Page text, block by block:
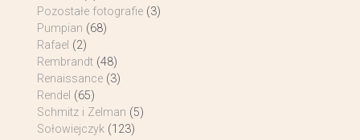
Pozostałe fotografie (3)
Pumpian (68)
Rafael (2)
Rembrandt (48)
Renaissance (3)
Rendel (65)
Schmitz i Zelman (5)
Sołowiejczyk (123)